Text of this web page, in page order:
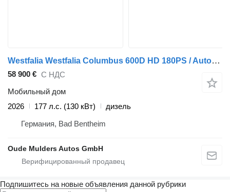
Westfalia Westfalia Columbus 600D HD 180PS / Automatik
58 900 € С НДС
Мобильный дом
2026
177 л.с. (130 кВт)
дизель
Германия, Bad Bentheim
Oude Mulders Autos GmbH
Подпишитесь на новые объявления данной рубрики